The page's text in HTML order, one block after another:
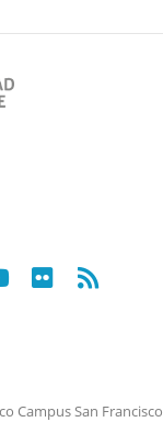
Campus San Francisco